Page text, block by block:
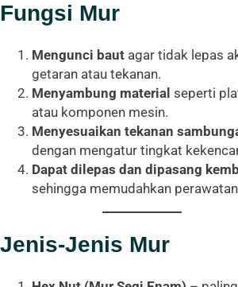
Fungsi Mur
Mengunci baut agar tidak lepas
getaran atau tekanan.
Menyambung material seperti
atau komponen mesin.
Menyesuaikan tekanan
dengan mengatur tingkat
Dapat dilepas dan dipasang
sehingga memudahkan
Jenis-Jenis Mur